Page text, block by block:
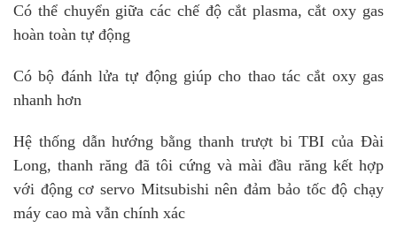
Có thể chuyển giữa các chế độ cắt plasma, cắt oxy gas
hoàn toàn tự động
Có bộ đánh lửa tự động giúp cho thao tác cắt oxy gas
nhanh hơn
Hệ thống dẫn hướng bằng thanh trượt bi TBI của Đài
Long, thanh răng đã tôi cứng và mài đầu răng kết hợp
với động cơ servo Mitsubishi nên đảm bảo tốc độ chạy
máy cao mà vẫn chính xác